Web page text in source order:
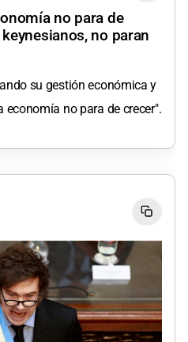
no para de
no paran
su gestión económica y
economía no para de crecer".